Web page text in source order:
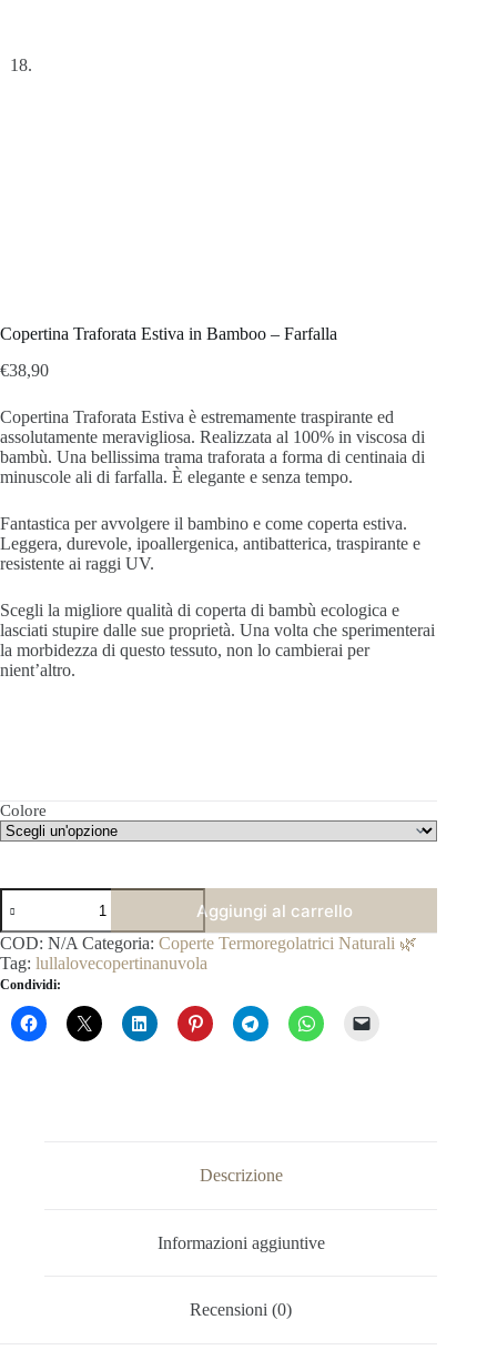
Copertina Traforata Estiva in Bamboo – Farfalla
€38,90
Copertina Traforata Estiva è estremamente traspirante ed
assolutamente meravigliosa. Realizzata al 100% in viscosa di
bambù. Una bellissima trama traforata a forma di centinaia di
minuscole ali di farfalla. È elegante e senza tempo.
Fantastica per avvolgere il bambino e come coperta estiva.
Leggera, durevole, ipoallergenica, antibatterica, traspirante e
resistente ai raggi UV.
Scegli la migliore qualità di coperta di bambù ecologica e
lasciati stupire dalle sue proprietà. Una volta che sperimenterai
la morbidezza di questo tessuto, non lo cambierai per
nient’altro.
Colore
Copertina
Traforata
Estiva
in
Bamboo
-
Farfalla
quantità
Aggiungi al carrello
COD: N/A Categoria: Coperte Termoregolatrici Naturali 🌿
Tag: lullalovecopertinanuvola
Condividi:
Descrizione
Informazioni aggiuntive
Recensioni (0)